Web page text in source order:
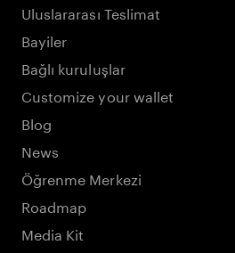
Uluslararası Teslimat
Bayiler
Bağlı kuruluşlar
Customize your wallet
Blog
News
Öğrenme Merkezi
Roadmap
Media Kit